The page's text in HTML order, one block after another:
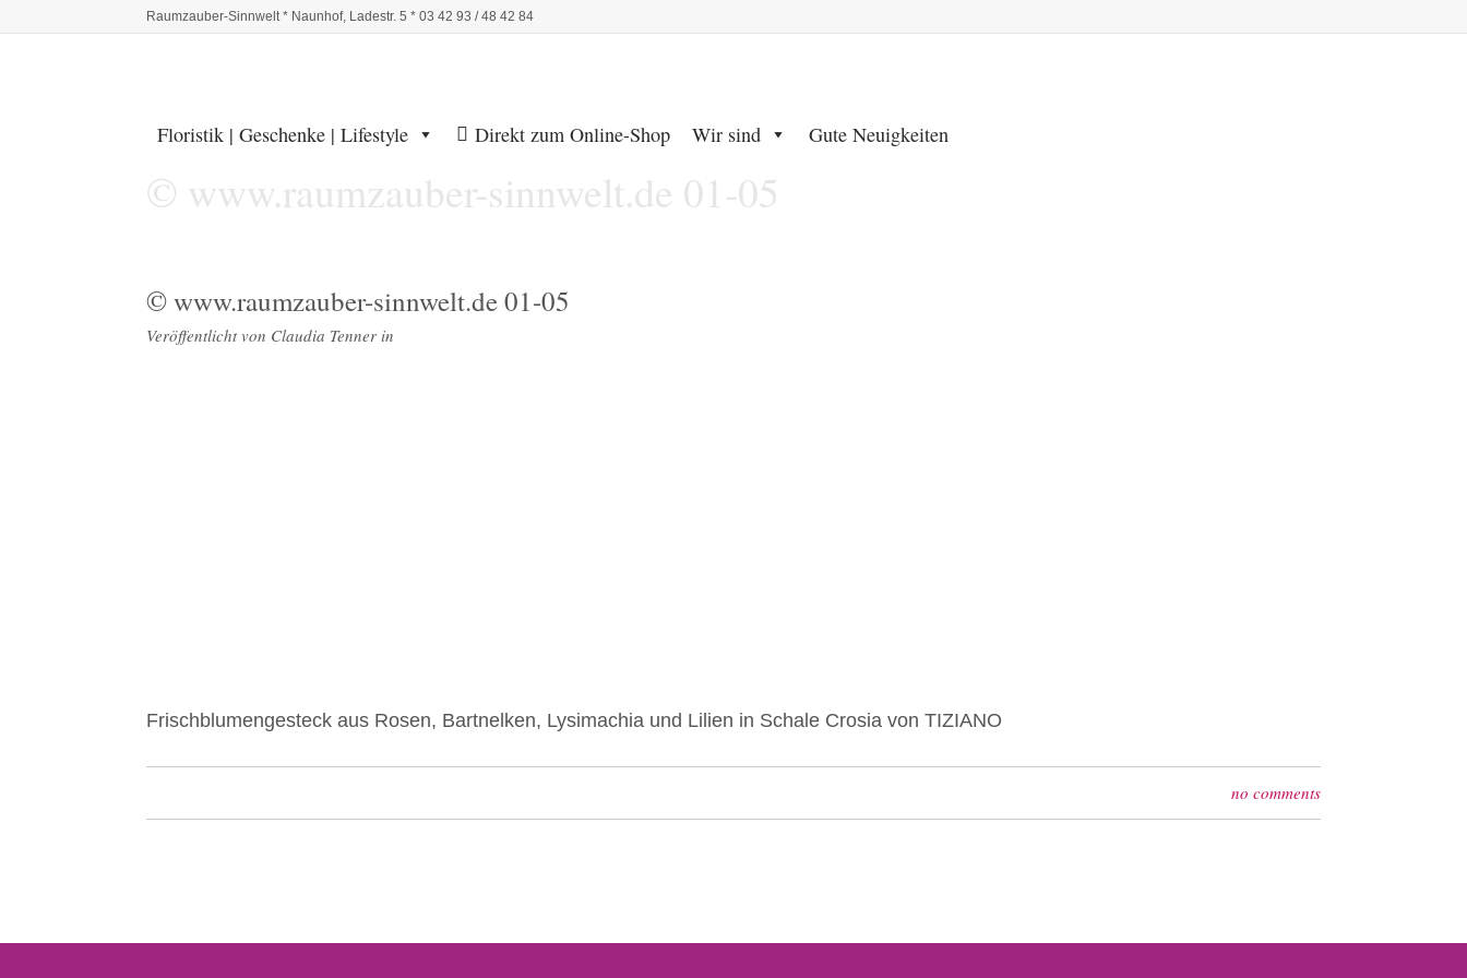
Raumzauber-Sinnwelt * Naunhof, Ladestr. 5 * 03 42 93 / 48 42 84
Floristik | Geschenke | Lifestyle Direkt zum Online-Shop Wir sind Gute Neuigkeiten
© www.raumzauber-sinnwelt.de 01-05
© www.raumzauber-sinnwelt.de 01-05
Veröffentlicht von Claudia Tenner in
Frischblumengesteck aus Rosen, Bartnelken, Lysimachia und Lilien in Schale Crosia von TIZIANO
no comments